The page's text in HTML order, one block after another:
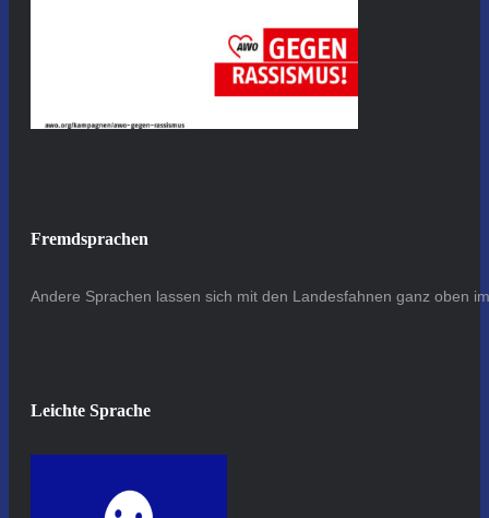
Fremdsprachen
Andere Sprachen lassen sich mit den Landesfahnen ganz oben
Leichte Sprache